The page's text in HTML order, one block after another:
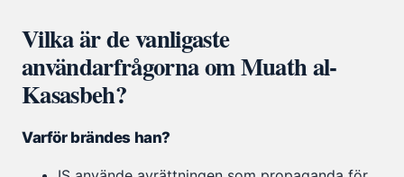
Vilka är de vanligaste
användarfrågorna om Muath al-
Kasasbeh?
Varför brändes han?